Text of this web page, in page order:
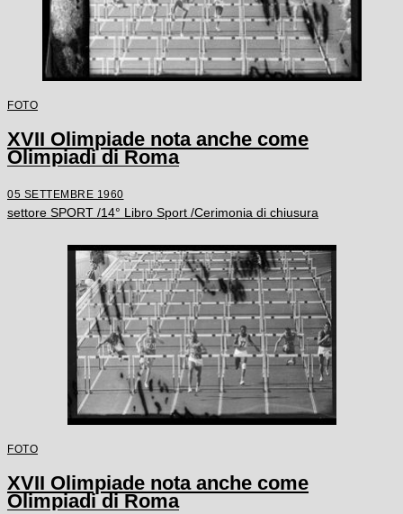
FOTO
XVII Olimpiade nota anche come
Olimpiadi di Roma
05 SETTEMBRE 1960
settore SPORT /14° Libro Sport /Cerimonia di chiusura
FOTO
XVII Olimpiade nota anche come
Olimpiadi di Roma